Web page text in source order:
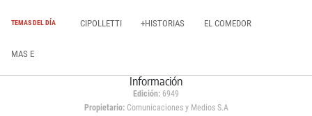
TEMAS DEL DÍA CIPOLLETTI +HISTORIAS EL COMEDOR
MAS E
Información
Edición: 6949
Propietario:Comunicaciones y Medios S.A